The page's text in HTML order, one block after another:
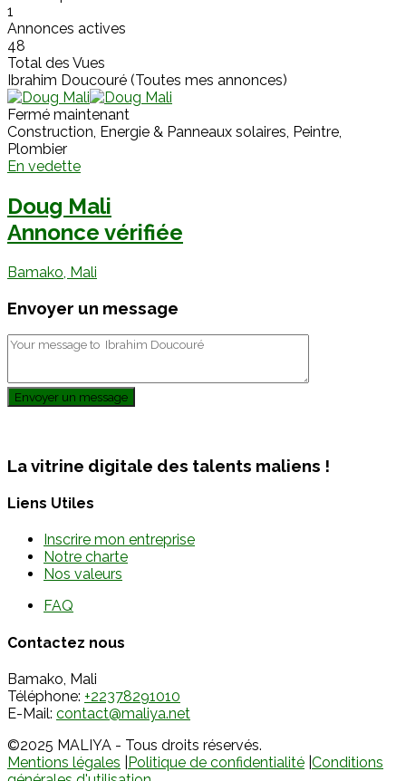
1
Annonces actives
48
Total des Vues
Ibrahim Doucouré (Toutes mes annonces)
Fermé maintenant
Construction, Energie & Panneaux solaires, Peintre,
Plombier
En vedette
Doug Mali
Annonce vérifiée
Bamako, Mali
Envoyer un message
Envoyer un message
La vitrine digitale des talents maliens !
Liens Utiles
Inscrire mon entreprise
Notre charte
Nos valeurs
FAQ
Contactez nous
Bamako, Mali
Téléphone: +22378291010
E-Mail: contact@maliya.net
©2025 MALIYA - Tous droits réservés.
Mentions légales Politique de confidentialité Conditions